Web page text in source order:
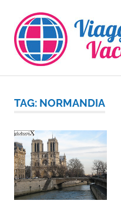
contenuto
TAG: NORMANDIA